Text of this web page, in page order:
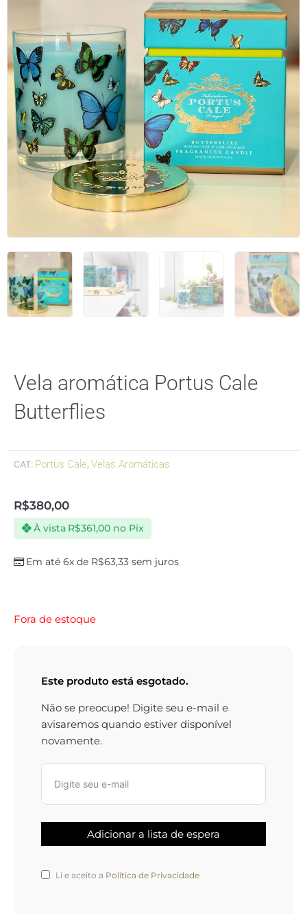
Vela aromática Portus Cale
Butterflies
CAT: Portus Cale, Velas Aromáticas
R$380,00
Em até 6x de R$63,33 sem juros
À vista R$361,00 no Pix
Fora de estoque
Este produto está esgotado.
Não se preocupe! Digite seu e-mail e
avisaremos quando estiver disponível
novamente.
Li e aceito a Política de Privacidade